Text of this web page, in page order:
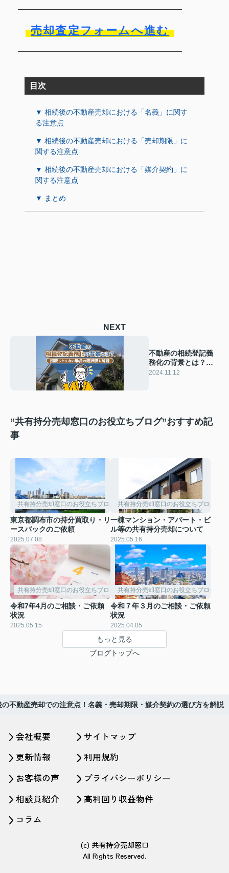
売却査定フォームへ進む
目次
▼ 相続後の不動産売却における「名義」に関す
る注意点
▼ 相続後の不動産売却における「売却期限」に
関する注意点
▼ 相続後の不動産売却における「媒介契約」に
関する注意点
▼ まとめ
NEXT
不動産の相続登記義
務化の背景とは？相
続したくない場合の
2024.11.12
”共有持分売却窓口のお役立ちブログ”おすすめ記
事
共有持分売却窓口のお役立ちブログ
東京都調布市の持分買取り・リ
ースバックのご依頼
2025.07.08
共有持分売却窓口のお役立ちブログ
一棟マンション・アパート・ビ
ル等の共有持分売却について
2025.05.16
共有持分売却窓口のお役立ちブログ
令和7年4月のご相談・ご依頼
状況
2025.05.15
共有持分売却窓口のお役立ちブログ
令和７年３月のご相談・ご依頼
状況
2025.04.05
もっと見る
ブログトップへ
の不動産売却での注意点！名義・売却期限・媒介契約の選び方を解説
会社概要
更新情報
お客様の声
相談員紹介
コラム
サイトマップ
利用規約
プライバシーポリシー
高利回り収益物件
(c) 共有持分売却窓口
All Rights Reserved.